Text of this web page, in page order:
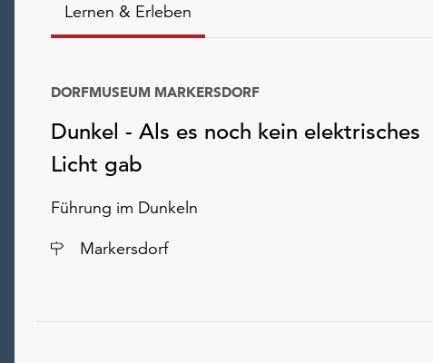
Lernen & Erleben
Dunkel - Als es noch kein elektrisches
Licht gab
DORFMUSEUM MARKERSDORF
Führung im Dunkeln
Ort
Markersdorf